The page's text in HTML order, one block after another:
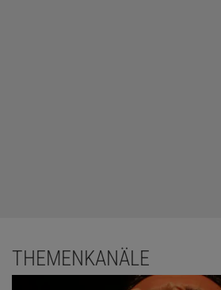
THEMENKANÄLE